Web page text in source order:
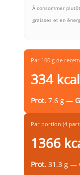
À consommer
graisses et en
Par 100 g de
334 kcal
Prot. 7.6 g —
Par portion (4
1366
Prot. 31.3 g —